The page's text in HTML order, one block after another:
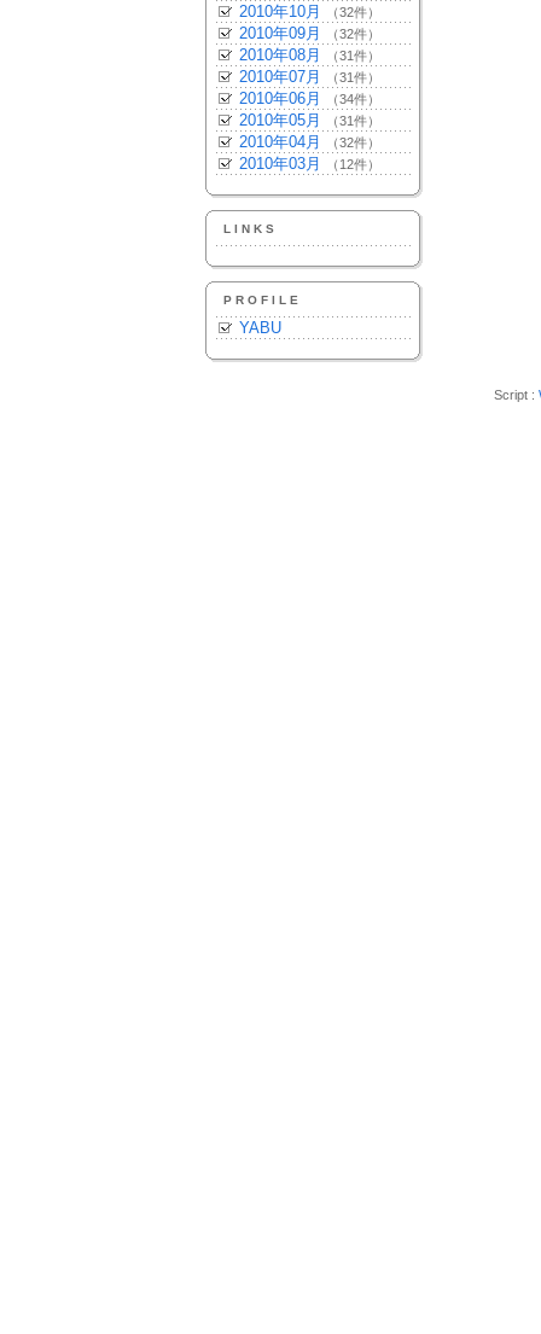
2010年10月 （32件）
2010年09月 （32件）
2010年08月 （31件）
2010年07月 （31件）
2010年06月 （34件）
2010年05月 （31件）
2010年04月 （32件）
2010年03月 （12件）
LINKS
PROFILE
YABU
Script :